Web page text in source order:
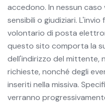
accedono. In nessun
sensibili o giudiziari.
volontario di posta
questo sito comporta la
dell'indirizzo del mittente,
richieste, nonché degli
inseriti nella missiva.
verranno